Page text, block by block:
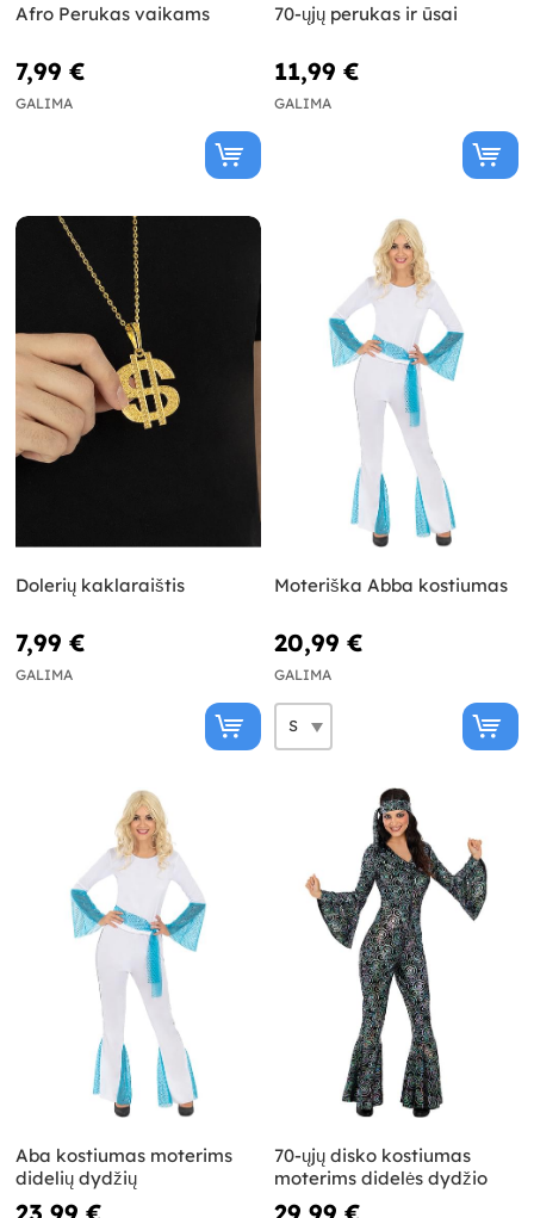
Afro Perukas vaikams
7,99 €
GALIMA
70-ųjų perukas ir ūsai
11,99 €
GALIMA
Dolerių kaklaraištis
7,99 €
GALIMA
Moteriška Abba kostiumas
20,99 €
GALIMA
Aba kostiumas moterims
didelių dydžių
70-ųjų disko kostiumas
moterims didelės dydžio